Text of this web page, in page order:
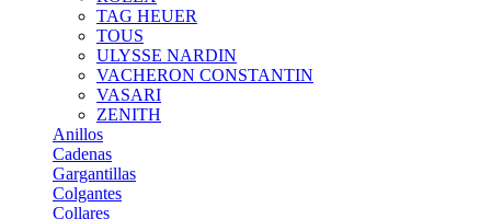
TAG HEUER
TOUS
ULYSSE NARDIN
VACHERON CONSTANTIN
VASARI
ZENITH
Anillos
Cadenas
Gargantillas
Colgantes
Collares